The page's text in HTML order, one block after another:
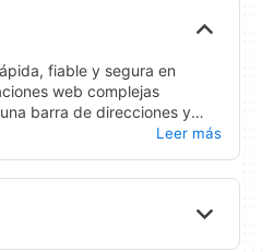
fiable y segura en
web complejas
barra de direcciones y
interfaz minimalistade
Leer más